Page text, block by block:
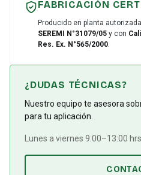
FABRICACIÓN
Producido en planta
SEREMI N°31079/05 y con
Res. Ex. N°565/2000.
¿DUDAS TÉCNICAS?
Nuestro equipo te asesora
para tu aplicación.
Lunes a viernes 9:00–13:00 hrs.